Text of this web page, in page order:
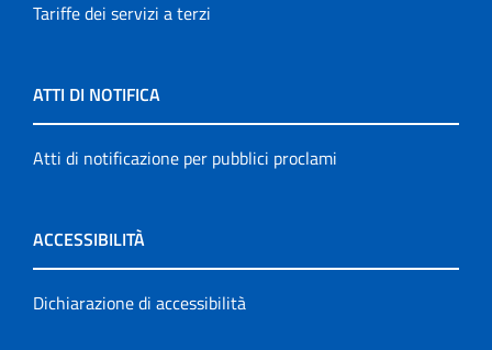
Tariffe dei servizi a terzi
ATTI DI NOTIFICA
Atti di notificazione per pubblici proclami
ACCESSIBILITÀ
Dichiarazione di accessibilità